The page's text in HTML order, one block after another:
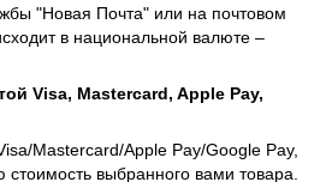
"Новая Почта" или на почтовом
в национальной валюте –
Visa, Mastercard, Apple Pay,
Mastercard/Apple Pay/Google Pay,
выбранного вами товара.